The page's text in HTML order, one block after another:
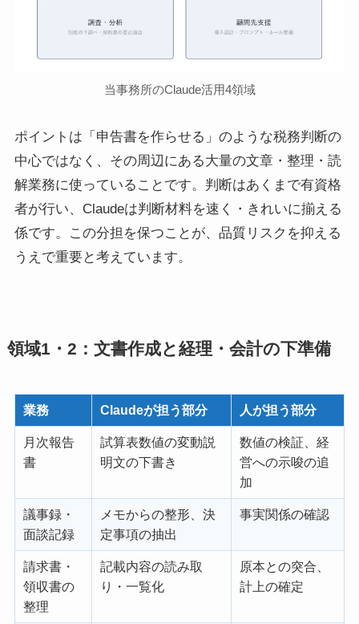
当事務所のClaude活用4領域
ポイントは「申告書を作らせる」のような税務判断の
中心ではなく、その周辺にある大量の文章・整理・読
解業務に使っていることです。判断はあくまで有資格
者が行い、Claudeは判断材料を速く・きれいに揃える
係です。この分担を保つことが、品質リスクを抑える
うえで重要と考えています。
領域1・2：文書作成と経理・会計の下準備
業務 Claudeが担う部分 人が担う部分
月次報告
書
試算表数値の変動説
明文の下書き
数値の検証、経
営への示唆の追
加
議事録・
面談記録
メモからの整形、決
定事項の抽出
事実関係の確認
請求書・
領収書の
整理
記載内容の読み取
り・一覧化
原本との突合、
計上の確定